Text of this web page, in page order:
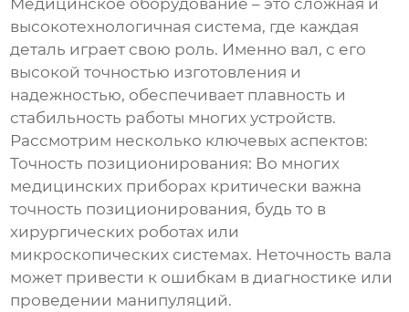
Медицинское оборудование – это сложная и
высокотехнологичная система, где каждая
деталь играет свою роль. Именно вал, с его
высокой точностью изготовления и
надежностью, обеспечивает плавность и
стабильность работы многих устройств.
Рассмотрим несколько ключевых аспектов:
Точность позиционирования: Во многих
медицинских приборах критически важна
точность позиционирования, будь то в
хирургических роботах или
микроскопических системах. Неточность вала
может привести к ошибкам в диагностике или
проведении манипуляций.